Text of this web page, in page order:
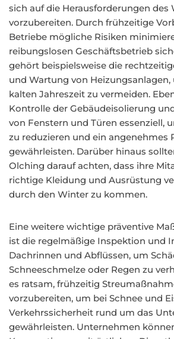
sich auf die Herausforderungen des
vorzubereiten. Durch frühzeitige
Betriebe mögliche Risiken
reibungslosen Geschäftsbetrieb
gehört beispielsweise die
und Wartung von
kalten Jahreszeit zu vermeiden.
Kontrolle der Gebäudeisolierung
von Fenstern und Türen essenziell,
zu reduzieren und ein angenehmes
gewährleisten. Darüber hinaus
Olching darauf achten, dass ihre
richtige Kleidung und Ausrüstung
durch den Winter zu kommen.
Eine weitere wichtige präventive
ist die regelmäßige Inspektion und
Dachrinnen und Abflüssen, um
Schneeschmelze oder Regen zu
es ratsam, frühzeitig
vorzubereiten, um bei Schnee und
Verkehrssicherheit rund um das
gewährleisten. Unternehmen